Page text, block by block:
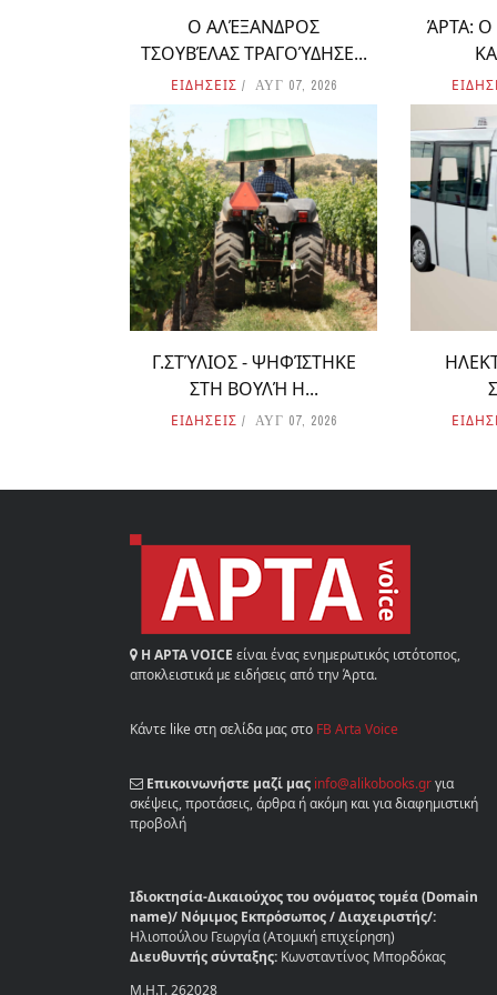
Ο ΑΛΈΞΑΝΔΡΟΣ
ΤΣΟΥΒΈΛΑΣ ΤΡΑΓΟΎΔΗΣΕ...
ΕΙΔΗΣΕΙΣ ΑΥΓ 07, 2026
ΆΡΤΑ:
Γ.ΣΤΎΛΙΟΣ - ΨΗΦΊΣΤΗΚΕ
ΣΤΗ ΒΟΥΛΉ Η...
ΕΙΔΗΣΕΙΣ ΑΥΓ 07, 2026
Η ΑΡΤΑ VOICE είναι ένας ενημερωτικός ιστότοπος,
αποκλειστικά με ειδήσεις από την Άρτα.
Κάντε like στη σελίδα μας στο FB Arta Voice
Επικοινωνήστε μαζί μας info@alikobooks.grγια
σκέψεις, προτάσεις, άρθρα ή ακόμη και για διαφημιστική
προβολή
Ιδιοκτησία-Δικαιούχος του ονόματος τομέα (Domain
name)/ Νόμιμος Εκπρόσωπος / Διαχειριστής/:
Ηλιοπούλου Γεωργία (Ατομική επιχείρηση)
Διευθυντής σύνταξης: Κωνσταντίνος Μπορδόκας
Μ.Η.Τ. 262028